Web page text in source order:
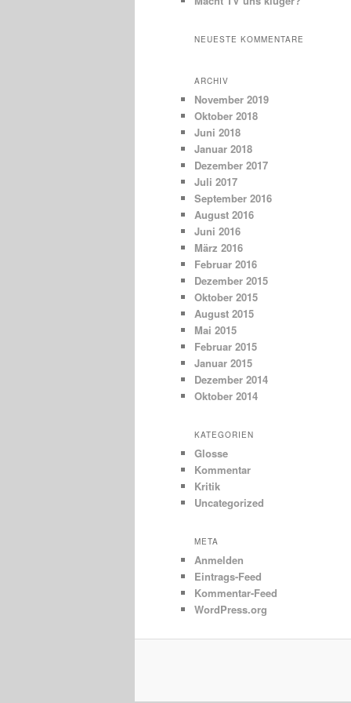
NEUESTE KOMMENTARE
ARCHIV
November 2019
Oktober 2018
Juni 2018
Januar 2018
Dezember 2017
Juli 2017
September 2016
August 2016
Juni 2016
März 2016
Februar 2016
Dezember 2015
Oktober 2015
August 2015
Mai 2015
Februar 2015
Januar 2015
Dezember 2014
Oktober 2014
KATEGORIEN
Glosse
Kommentar
Kritik
Uncategorized
META
Anmelden
Eintrags-Feed
Kommentar-Feed
WordPress.org